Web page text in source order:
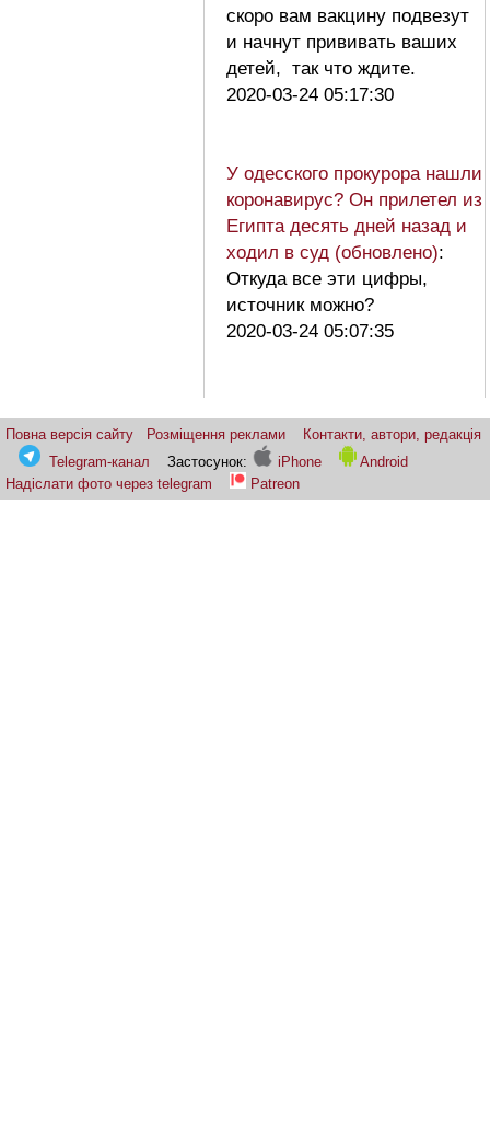
скоро вам вакцину подвезут
и начнут прививать ваших
детей, так что ждите.
2020-03-24 05:17:30
У одесского прокурора нашли
коронавирус? Он прилетел из
Египта десять дней назад и
ходил в суд (обновлено):
Откуда все эти цифры,
источник можно?
2020-03-24 05:07:35
Повна версія сайту Розміщення реклами
Контакти, автори, редакція
Telegram-канал
Застосунок: iPhone
Android
Надіслати фото через telegram
Patreon